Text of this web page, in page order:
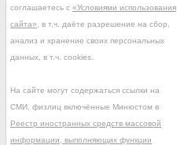
соглашаетесь с «Условиями использования
сайта» , в т.ч. даёте разрешение на сбор,
анализ и хранение своих персональных
данных, в т.ч. cookies.
На сайте могут содержаться ссылки на
СМИ, физлиц включённые Минюстом в
Реестр иностранных средств массовой
информации, выполняющих функции